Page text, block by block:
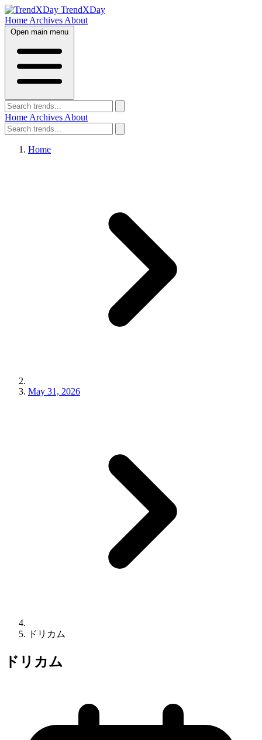
TrendXDay
Home Archives About
Open main menu
Home Archives About
Home
May 31, 2026
ドリカム
ドリカム